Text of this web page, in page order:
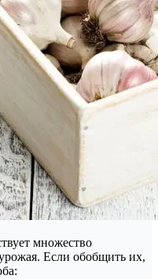
множество
Если обобщить их,